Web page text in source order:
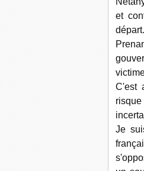
et
départ.
C'est
Je